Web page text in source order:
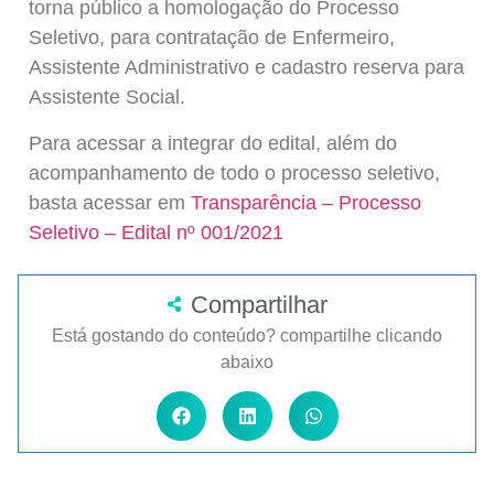
Compartilhar
Está gostando do conteúdo? compartilhe clicando
abaixo
torna público a homologação do Processo
Seletivo, para contratação de Enfermeiro,
Assistente Administrativo e cadastro reserva para
Assistente Social.
Para acessar a integrar do edital, além do
acompanhamento de todo o processo seletivo,
basta acessar em Transparência – Processo
Seletivo – Edital nº 001/2021